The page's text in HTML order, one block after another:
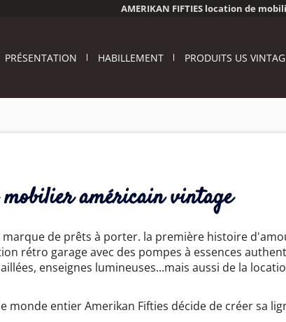
AMERIKAN FIFTIES location de
PRÉSENTATION HABILLEMENT PRODUITS US
américain vintage
marque de prêts à porter. la première histoire
rétro garage avec des pompes à essences
enseignes lumineuses...mais aussi de la
monde entier Amerikan Fifties décide de créer sa